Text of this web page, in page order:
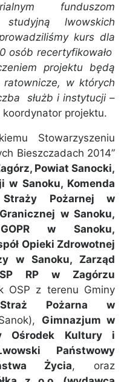
funduszom
studyjną lwowskich
kurs dla
osób recertyfikowało
projektu będą
ratownicze, w których
służb i instytucji –
koordynator projektu.
Stowarzyszeniu
Bieszczadach 2014”
Powiat Sanocki,
w Sanoku, Komenda
Straży Pożarnej w
w Sanoku,
w Sanoku,
Opieki Zdrowotnej
w Sanoku, Zarząd
RP w Zagórzu
OSP z terenu Gminy
Pożarna w
Gimnazjum w
Ośrodek Kultury i
Państwowy
Życia, oraz